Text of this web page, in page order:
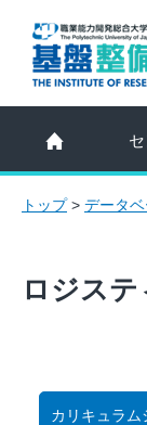
トップ> データベ
ロジス
カリキュラム